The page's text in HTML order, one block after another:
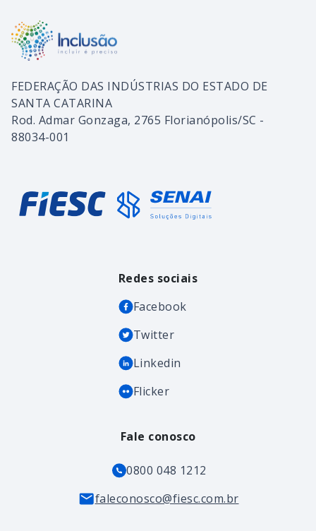
FEDERAÇÃO DAS INDÚSTRIAS DO ESTADO DE
SANTA CATARINA
Rod. Admar Gonzaga, 2765 Florianópolis/SC -
88034-001
Redes sociais
Facebook
Twitter
Linkedin
Flicker
Fale conosco
0800 048 1212
faleconosco@fiesc.com.br